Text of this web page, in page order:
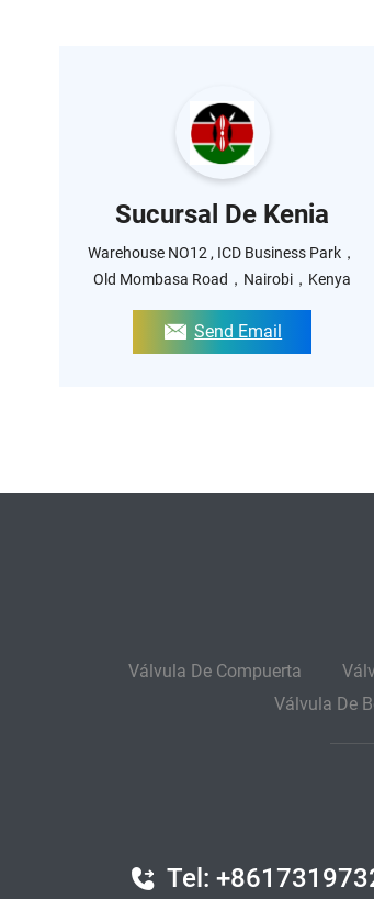
Sucursal De Kenia
Warehouse NO12 , ICD Business Park，
Old Mombasa Road，Nairobi，Kenya
Send Email
Válvula De Compuerta
Válvula De
Tel: